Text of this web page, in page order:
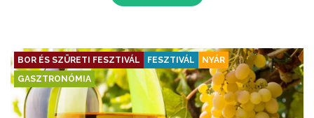
BOR ÉS SZÜRETI FESZTIVÁL FESZTIVÁL
NYÁR
GASZTRONÓMIA